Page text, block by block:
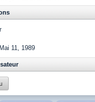
Mai 11, 1989